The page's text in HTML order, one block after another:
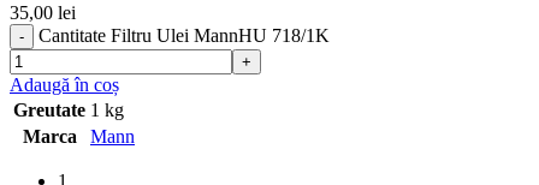
35,00 lei
Cantitate Filtru Ulei MannHU 718/1K
Adaugă în coș
Greutate 1 kg
Marca
Mann
1